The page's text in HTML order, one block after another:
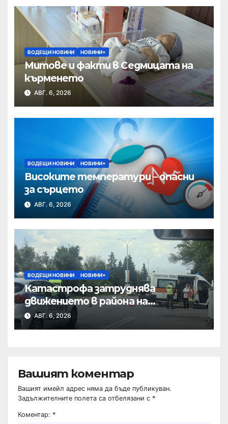
ВОДЕЩИ НОВИНИ НОВИНИ+
Митове и факти в Седмицата на
кърменето
АВГ. 6, 2026
ВОДЕЩИ НОВИНИ НОВИНИ+
Високите температури – опасни
за сърцето
АВГ. 6, 2026
ВОДЕЩИ НОВИНИ НОВИНИ+
Катастрофа затруднява
движението в района на
Хиподрума
АВГ. 6, 2026
Вашият коментар
Вашият имейл адрес няма да бъде публикуван.
Задължителните полета са отбелязани с *
Коментар: *